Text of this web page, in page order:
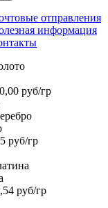
отправления
информация
руб/гр
руб/гр
руб/гр